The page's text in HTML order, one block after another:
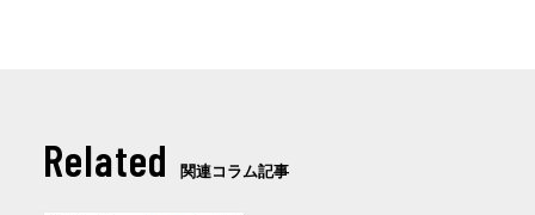
Related 関連コラム記事